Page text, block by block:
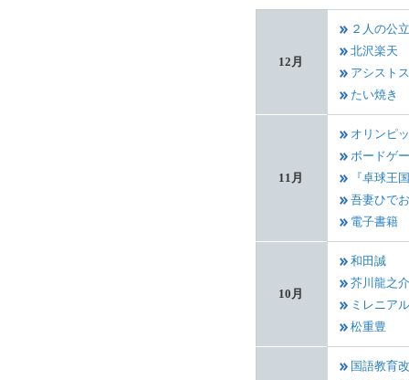
12月
２人の公
北沢楽天
アシスト
たい焼き
11月
オリンピ
ボードゲ
『卓球王
吾妻ひでお
電子書籍
10月
和田誠
芥川龍之介
ミレニア
松重豊
国語教育